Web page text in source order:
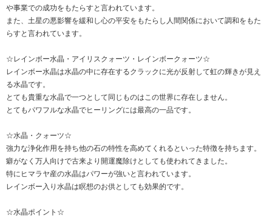
や事業での成功をもたらすと言われています。
また、土星の悪影響を緩和し心の平安をもたらし人間関係において調和をもた
らすと言われています。
☆レインボー水晶・アイリスクォーツ・レインボークォーツ☆
レインボー水晶は水晶の中に存在するクラックに光が反射して虹の輝きが見え
る水晶です。
とても貴重な水晶で一つとして同じものはこの世界に存在しません。
とてもパワフルな水晶でヒーリングには最高の一品です。
☆水晶・クォーツ☆
強力な浄化作用を持ち他の石の特性を高めてくれるといった特徴を持ちます。
癖がなく万人向けで古来より開運魔除けとしても使われてきました。
特にヒマラヤ産の水晶はパワーが強いと言われています。
レインボー入り水晶は瞑想のお供としても効果的です。
☆水晶ポイント☆